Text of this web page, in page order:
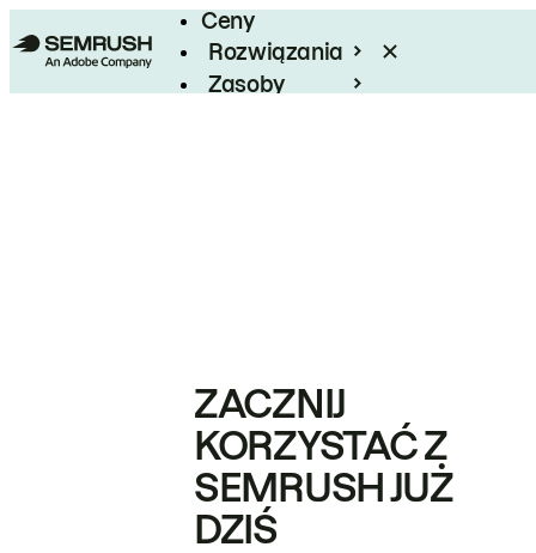
Ceny
Rozwiązania
Zasoby
ZACZNIJ
KORZYSTAĆ Z
SEMRUSH JUŻ
DZIŚ